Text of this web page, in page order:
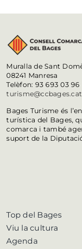
Muralla de Sant
08241 Manresa
Telèfon: 93 693 03 96
turisme@ccbages.cat
Bages Turisme és
turística del Bages,
comarca i també
suport de la
Top del Bages
Viu la cultura
Agenda